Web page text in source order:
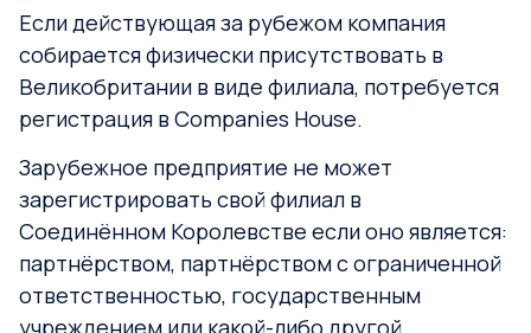
Если действующая за рубежом компания
собирается физически присутствовать в
Великобритании в виде филиала, потребуется
регистрация в Companies House.
Зарубежное предприятие не может
зарегистрировать свой филиал в
Соединённом Королевстве если оно является:
партнёрством, партнёрством с ограниченной
ответственностью, государственным
учреждением или какой-либо другой